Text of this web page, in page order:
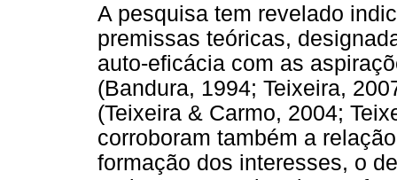
A pesquisa tem revelado
premissas teóricas,
auto-eficácia com as
(Bandura, 1994; Teixeira,
(Teixeira & Carmo, 2004;
corroboram também a
formação dos interesses, o